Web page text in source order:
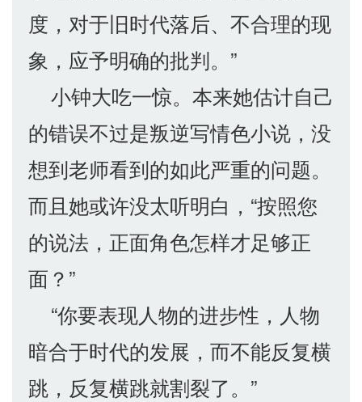
度，对于旧时代落后、不合理的现
象，应予明确的批判。”
小钟大吃一惊。本来她估计自己
的错误不过是叛逆写情色小说，没
想到老师看到的如此严重的问题。
而且她或许没太听明白，“按照您
的说法，正面角色怎样才足够正
面？”
“你要表现人物的进步性，人物
暗合于时代的发展，而不能反复横
跳，反复横跳就割裂了。”